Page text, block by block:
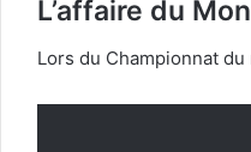
L’affaire du
Lors du Championnat